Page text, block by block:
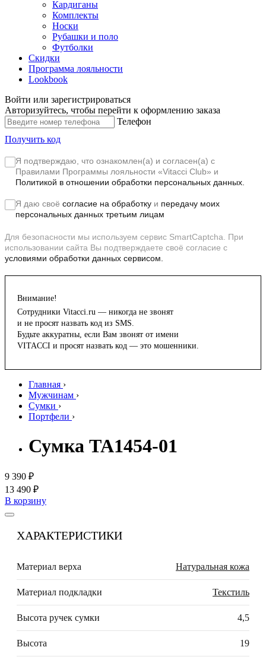
Кардиганы
Комплекты
Носки
Рубашки и поло
Футболки
Скидки
Программа лояльности
Lookbook
Войти или зарегистрироваться
Авторизуйтесь, чтобы перейти к оформлению заказа
Телефон
Получить код
Я подтверждаю, что ознакомлен(а) и согласен(а) с
Правилами Программы лояльности «Vitacci Club» и
Политикой в отношении обработки персональных данных.
Я даю своё согласие на обработку и передачу моих
персональных данных третьим лицам
Для безопасности мы используем сервис SmartCaptcha. При
использовании сайта Вы подтверждаете своё согласие с
условиями обработки данных сервисом.
Внимание!
Сотрудники Vitacci.ru — никогда не звонят
и не просят назвать код из SMS.
Будьте аккуратны, если Вам звонят от имени
VITACCI и просят назвать код — это мошенники.
Главная ›
Мужчинам ›
Сумки ›
Портфели ›
Сумка TA1454-01
9 390 ₽
13 490 ₽
В корзину
ХАРАКТЕРИСТИКИ
Материал верха Натуральная кожа
Материал подкладки Текстиль
Высота ручек сумки 4,5
Высота 19